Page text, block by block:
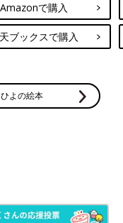
Amazonで購入
ブックスで購入
よの絵本